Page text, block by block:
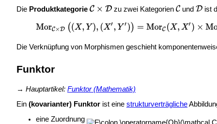
Die Produktkategorie zu zwei Kategorien und ist
Die Verknüpfung von Morphismen geschieht
Funktor
→ Hauptartikel: Funktor (Mathematik)
Ein (kovarianter) Funktorist eine strukturverträgliche
eine Zuordnung